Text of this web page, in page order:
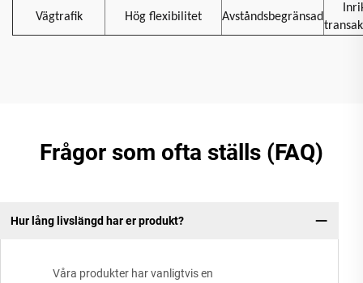
Vägtrafik Hög flexibilitet Avståndsbegränsad
Frågor som ofta ställs (FAQ)
Hur lång livslängd har er produkt?
Våra produkter har vanligtvis en